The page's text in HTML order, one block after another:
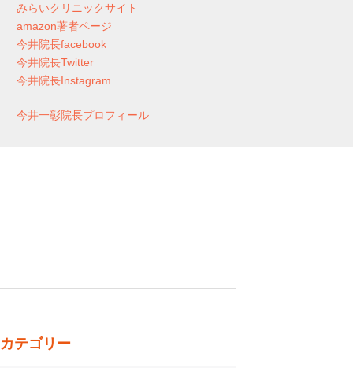
みらいクリニックサイト
amazon著者ページ
今井院長facebook
今井院長Twitter
今井院長Instagram
今井一彰院長プロフィール
カテゴリー